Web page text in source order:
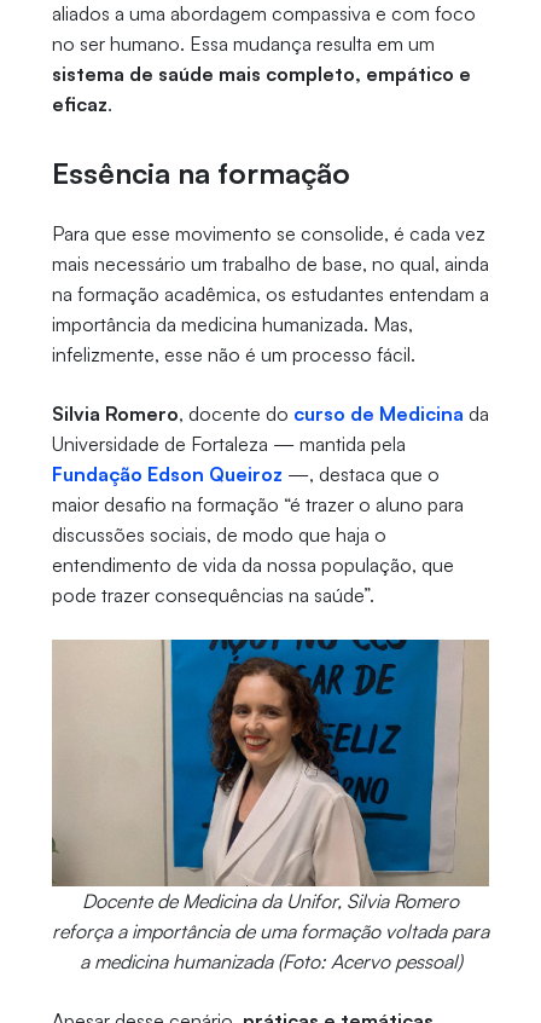
aliados a uma abordagem compassiva e com foco
no ser humano. Essa mudança resulta em um
sistema de saúde mais completo, empático e
eficaz.
Essência na formação
Para que esse movimento se consolide, é cada vez
mais necessário um trabalho de base, no qual, ainda
na formação acadêmica, os estudantes entendam a
importância da medicina humanizada. Mas,
infelizmente, esse não é um processo fácil.
Silvia Romero, docente do curso de Medicina da
Universidade de Fortaleza — mantida pela
Fundação Edson Queiroz —, destaca que o
maior desafio na formação “é trazer o aluno para
discussões sociais, de modo que haja o
entendimento de vida da nossa população, que
pode trazer consequências na saúde”.
Docente de Medicina da Unifor, Silvia Romero
reforça a importância de uma formação voltada para
a medicina humanizada (Foto: Acervo pessoal)